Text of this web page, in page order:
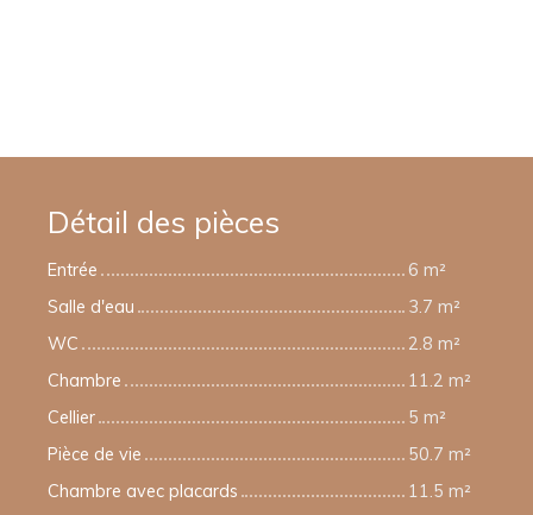
Détail des pièces
Entrée
6 m²
Salle d'eau
3.7 m²
WC
2.8 m²
Chambre
11.2 m²
Cellier
5 m²
Pièce de vie
50.7 m²
Chambre avec placards
11.5 m²